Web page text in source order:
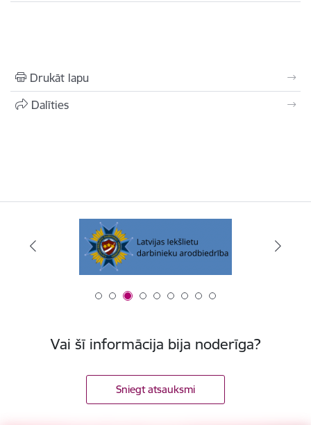
Drukāt lapu
Dalīties
Vai šī informācija bija noderīga?
Sniegt atsauksmi